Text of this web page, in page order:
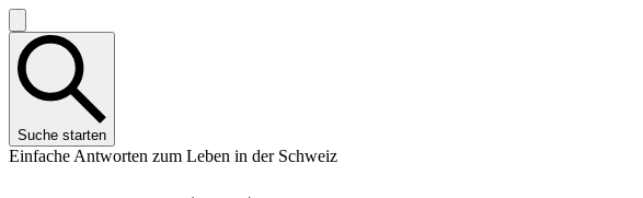
Suche starten
Einfache Antworten zum Leben in der Schweiz